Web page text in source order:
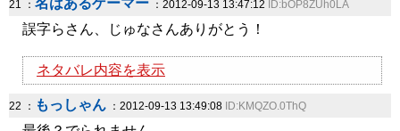
21 ： 名はあるゲーマー ：2012-09-13 13:47:12 ID:bOP8ZUh0LA
誤字らさん、じゅなさんありがとう！
ネタバレ内容を表示
22 ： もっしゃん ：2012-09-13 13:49:08 ID:KMQZO.0ThQ